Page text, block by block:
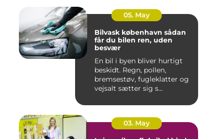
05. May
Bilvask københavn sådan
får du bilen ren, uden
besvær
En bil i byen bliver hurtigt
beskidt. Regn, pollen,
bremsestøv, fugleklatter og
vejsalt sætter sig s...
03. May